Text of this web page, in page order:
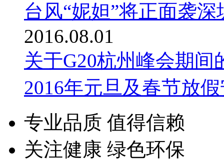
台风“妮妲”将正面袭
2016.08.01
关于G20杭州峰会期
2016年元旦及春节放
专业品质 值得信赖
关注健康 绿色环保